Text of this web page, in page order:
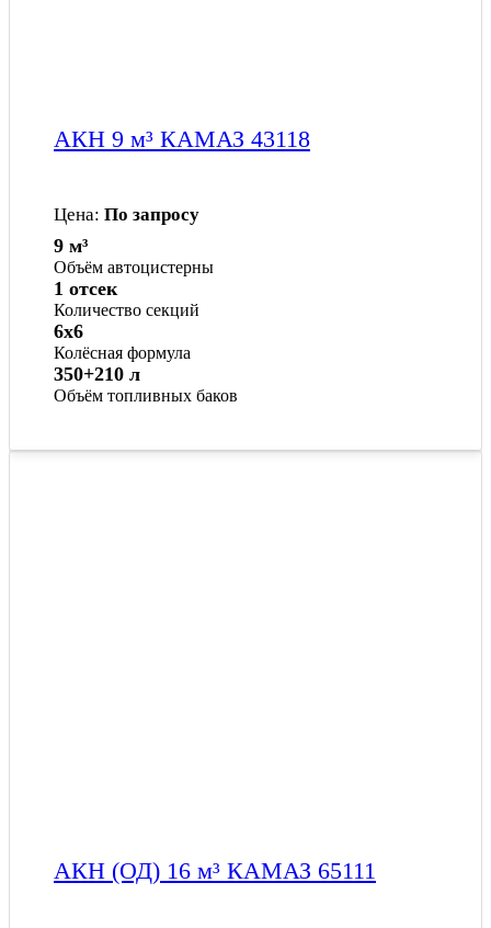
АКН 9 м³ КАМАЗ 43118
Цена: По запросу
Объём автоцистерны
9 м³
Количество секций
1 отсек
Колёсная формула
6x6
Объём топливных баков
350+210 л
АКН (ОД) 16 м³ КАМАЗ 65111